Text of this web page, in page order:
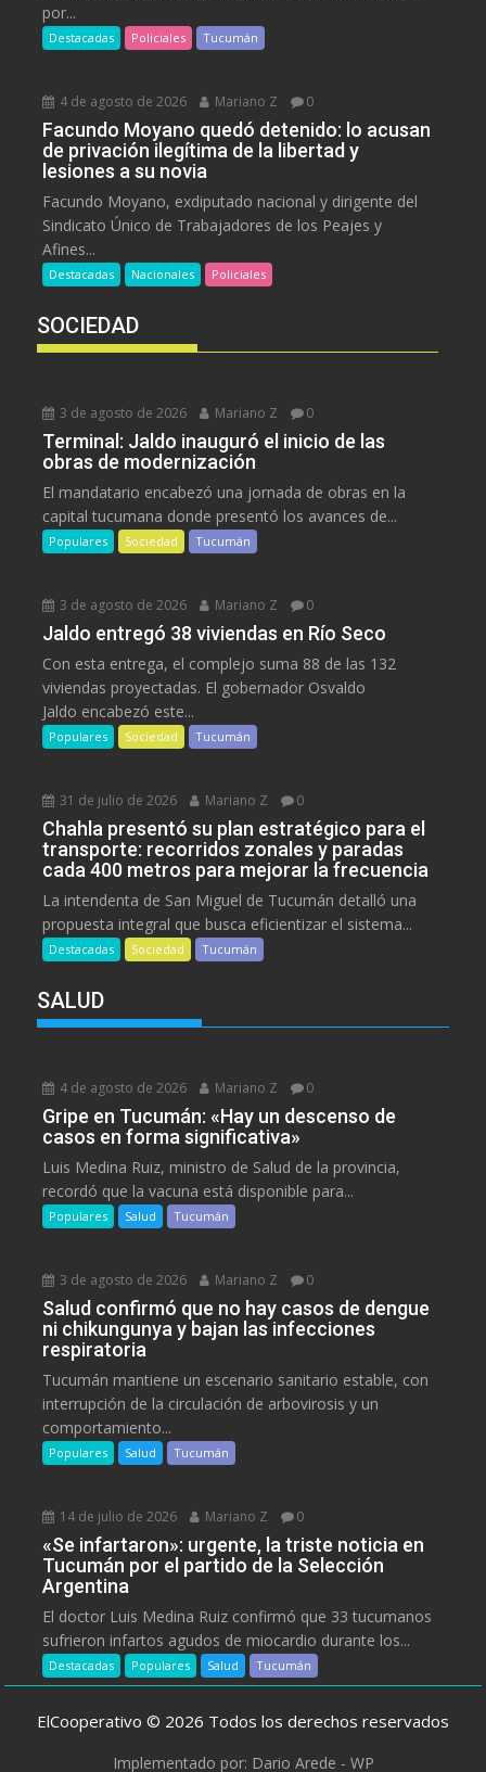
por...
Destacadas Policiales Tucumán
4 de agosto de 2026 Mariano Z 0
Facundo Moyano quedó detenido: lo acusan
de privación ilegítima de la libertad y
lesiones a su novia
Facundo Moyano, exdiputado nacional y dirigente del
Sindicato Único de Trabajadores de los Peajes y
Afines...
Destacadas Nacionales Policiales
SOCIEDAD
3 de agosto de 2026 Mariano Z 0
Terminal: Jaldo inauguró el inicio de las
obras de modernización
El mandatario encabezó una jornada de obras en la
capital tucumana donde presentó los avances de...
Populares Sociedad Tucumán
3 de agosto de 2026 Mariano Z 0
Jaldo entregó 38 viviendas en Río Seco
Con esta entrega, el complejo suma 88 de las 132
viviendas proyectadas. El gobernador Osvaldo
Jaldo encabezó este...
Populares Sociedad Tucumán
31 de julio de 2026 Mariano Z 0
Chahla presentó su plan estratégico para el
transporte: recorridos zonales y paradas
cada 400 metros para mejorar la frecuencia
La intendenta de San Miguel de Tucumán detalló una
propuesta integral que busca eficientizar el sistema...
Destacadas Sociedad Tucumán
SALUD
4 de agosto de 2026 Mariano Z 0
Gripe en Tucumán: «Hay un descenso de
casos en forma significativa»
Luis Medina Ruiz, ministro de Salud de la provincia,
recordó que la vacuna está disponible para...
Populares Salud Tucumán
3 de agosto de 2026 Mariano Z 0
Salud confirmó que no hay casos de dengue
ni chikungunya y bajan las infecciones
respiratoria
Tucumán mantiene un escenario sanitario estable, con
interrupción de la circulación de arbovirosis y un
comportamiento...
Populares Salud Tucumán
14 de julio de 2026 Mariano Z 0
«Se infartaron»: urgente, la triste noticia en
Tucumán por el partido de la Selección
Argentina
El doctor Luis Medina Ruiz confirmó que 33 tucumanos
sufrieron infartos agudos de miocardio durante los...
Destacadas Populares Salud Tucumán
ElCooperativo © 2026 Todos los derechos reservados